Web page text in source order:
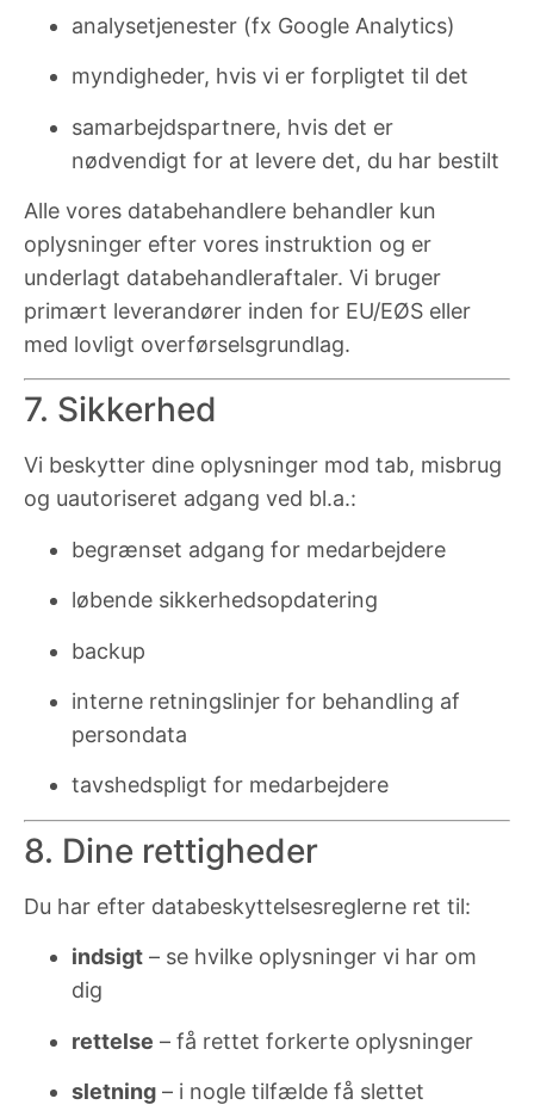
analysetjenester (fx Google Analytics)
myndigheder, hvis vi er forpligtet til det
samarbejdspartnere, hvis det er
nødvendigt for at levere det, du har bestilt
Alle vores databehandlere behandler kun
oplysninger efter vores instruktion og er
underlagt databehandleraftaler. Vi bruger
primært leverandører inden for EU/EØS eller
med lovligt overførselsgrundlag.
7. Sikkerhed
Vi beskytter dine oplysninger mod tab, misbrug
og uautoriseret adgang ved bl.a.:
begrænset adgang for medarbejdere
løbende sikkerhedsopdatering
backup
interne retningslinjer for behandling af
persondata
tavshedspligt for medarbejdere
8. Dine rettigheder
Du har efter databeskyttelsesreglerne ret til:
indsigt – se hvilke oplysninger vi har om
dig
rettelse – få rettet forkerte oplysninger
sletning – i nogle tilfælde få slettet